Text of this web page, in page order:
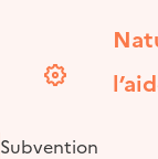
Subvention